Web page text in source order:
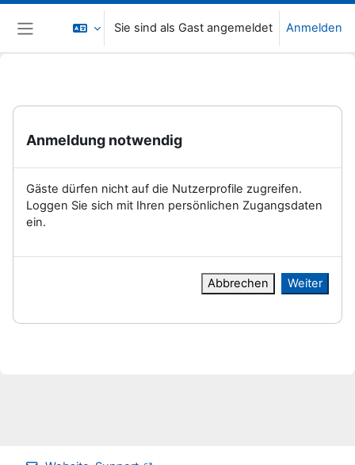
Zum Hauptinhalt
Website-Übersicht
Sie sind als Gast angemeldet Anmelden
Anmeldung notwendig
Gäste dürfen nicht auf die Nutzerprofile zugreifen.
Loggen Sie sich mit Ihren persönlichen Zugangsdaten
ein.
Abbrechen Weiter